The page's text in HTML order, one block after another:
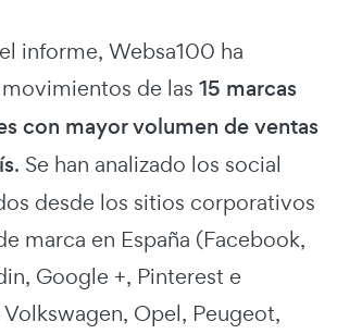
informe, Websa100 ha
de las 15 marcas
con mayor volumen de ventas
. Se han analizado los social
desde los sitios corporativos
marca en España (Facebook,
Google +, Pinterest e
Opel, Peugeot,